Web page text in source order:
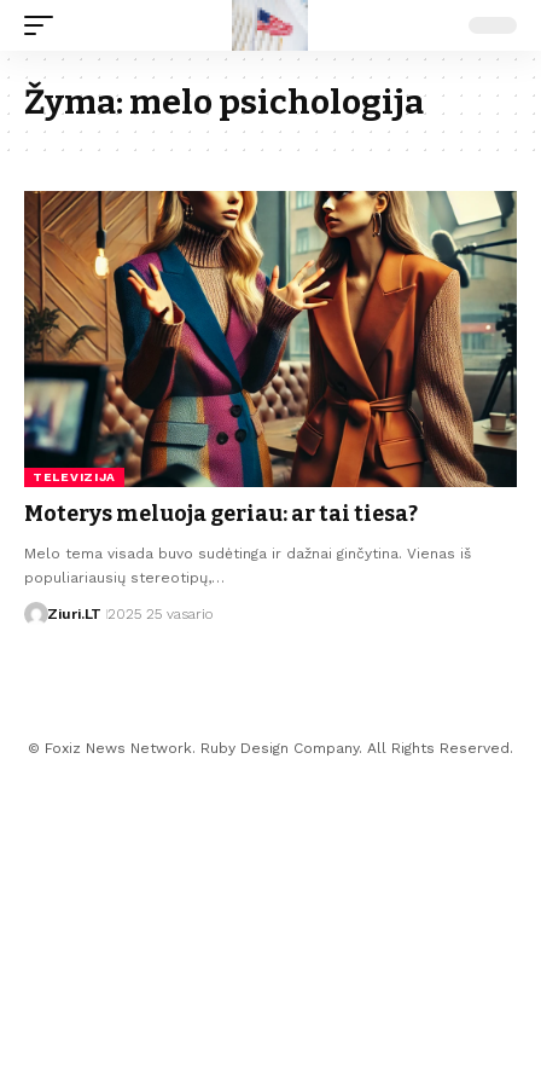
Žyma: melo psichologija
TELEVIZIJA
Moterys meluoja geriau: ar tai tiesa?
Melo tema visada buvo sudėtinga ir dažnai ginčytina. Vienas iš
populiariausių stereotipų,…
Ziuri.LT 2025 25 vasario
© Foxiz News Network. Ruby Design Company. All Rights Reserved.